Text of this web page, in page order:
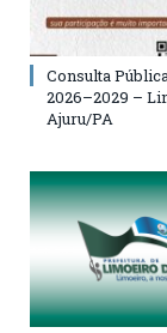
Consulta
2026–2029 –
Ajuru/PA